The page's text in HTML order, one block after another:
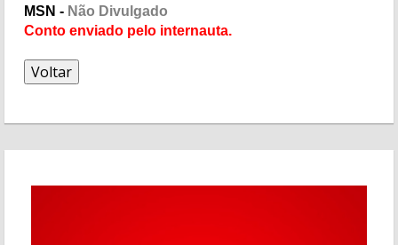
MSN - Não Divulgado
Conto enviado pelo internauta.